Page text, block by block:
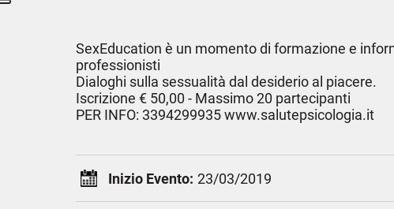
SexEducation è un momento di formazione e
professionisti
Dialoghi sulla sessualità dal desiderio al piacere.
Iscrizione € 50,00 - Massimo 20 partecipanti
PER INFO: 3394299935 www.salutepsicologia.it
Inizio Evento: 23/03/2019